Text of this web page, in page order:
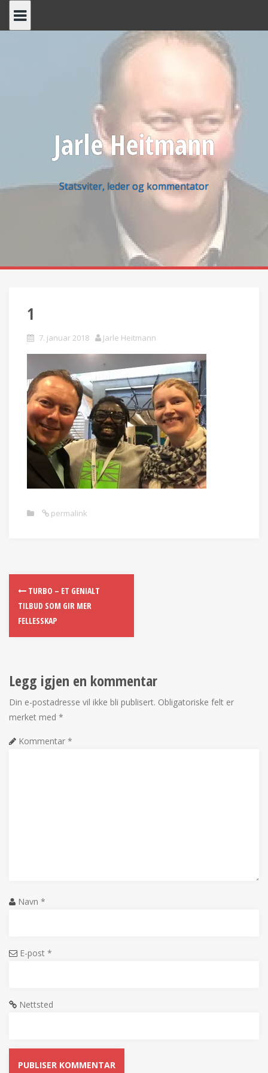
Jarle Heitmann
Statsviter, leder og kommentator
1
7. januar 2018 Jarle Heitmann
permalink
TURBO – ET GENIALT
TILBUD SOM GIR MER
FELLESSKAP
Legg igjen en kommentar
Din e-postadresse vil ikke bli publisert. Obligatoriske felt er
merket med *
Kommentar *
Navn *
E-post *
Nettsted